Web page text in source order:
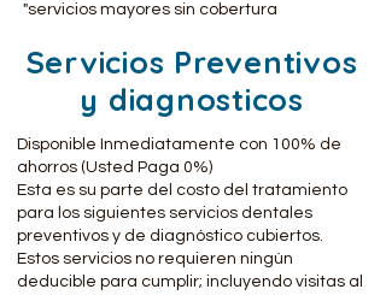
"servicios mayores sin cobertura
Servicios Preventivos
y diagnosticos
Disponible Inmediatamente con 100% de
ahorros (Usted Paga 0%)
Esta es su parte del costo del tratamiento
para los siguientes servicios dentales
preventivos y de diagnóstico cubiertos.
Estos servicios no requieren ningún
deducible para cumplir; incluyendo visitas al